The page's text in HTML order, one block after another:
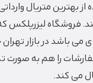
از بهترین متریال
فروشگاه لیزرپلکس
باشد در بازار تهران
را هم به صورت
می کند.